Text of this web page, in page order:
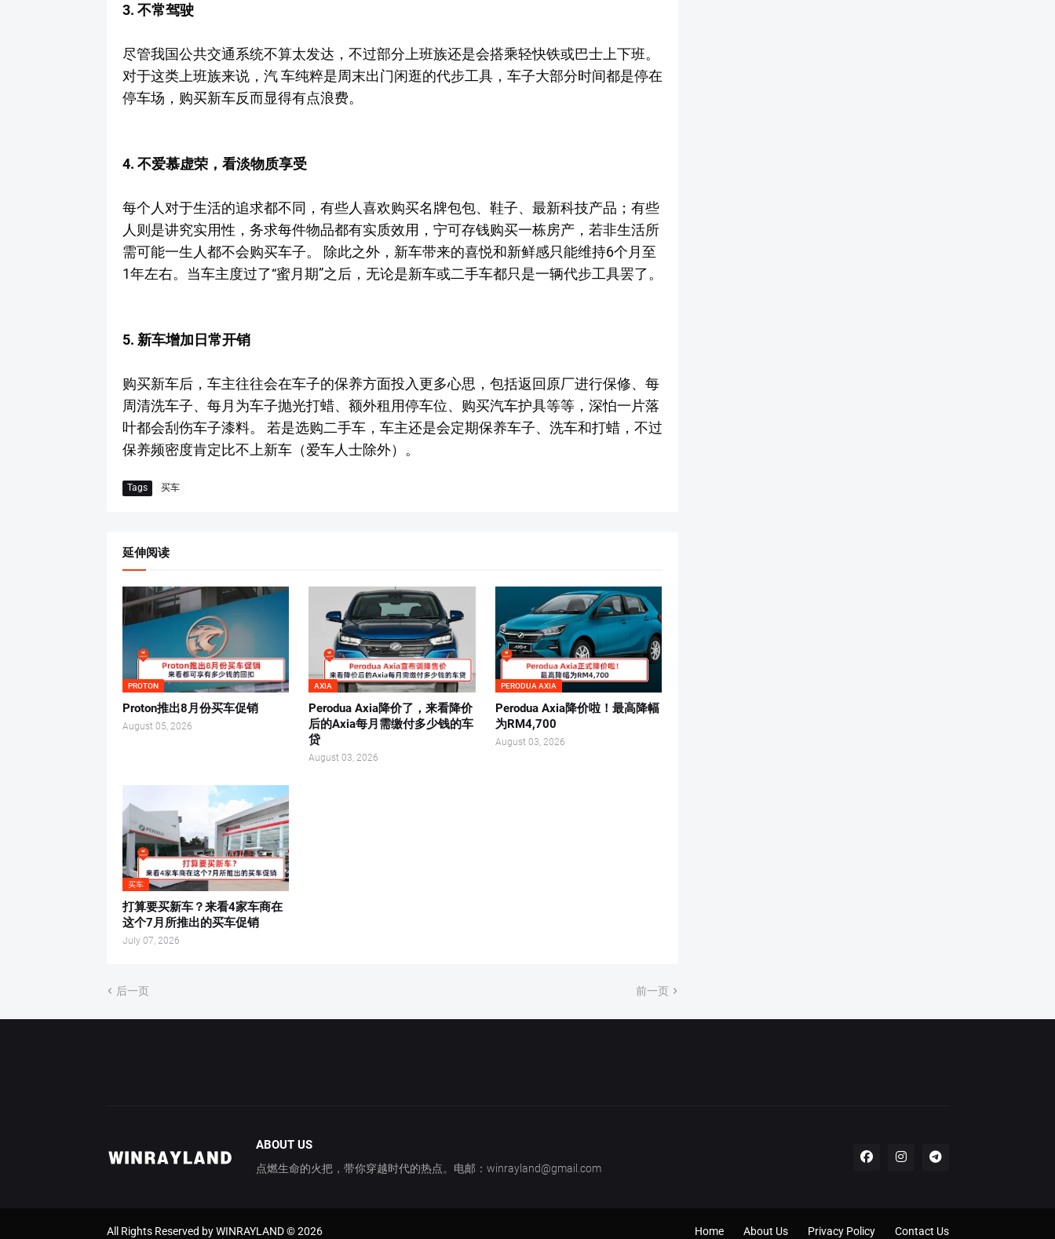
3. 不常驾驶 ­
尽管我国公共交通系统不算太发达，不过部分上班族还是会搭乘轻快铁或巴士上下班。
对于这类上班族来说，汽 车纯粹是周末出门闲逛的代步工具，车子大部分时间都是停在
停车场，购买新车反而显得有点浪费。
4. 不爱慕虚荣，看淡物质享受 ­
每个人对于生活的追求都不同，有些人喜欢购买名牌包包、鞋子、最新科技产品；有些
人则是讲究实用性，务求每件物品都有实质效用，宁可存钱购买一栋房产，若非生活所
需可能一生人都不会购买车子。 除此之外，新车带来的喜悦和新鲜感只能维持6个月至
1年左右。当车主度过了“蜜月期”之后，无论是新车或二手车都只是一辆代步工具罢了。
5. 新车增加日常开销 ­
购买新车后，车主往往会在车子的保养方面投入更多心思，包括返回原厂进行保修、每
周清洗车子、每月为车子抛光打蜡、额外租用停车位、购买汽车护具等等，深怕一片落
叶都会刮伤车子漆料。 若是选购二手车，车主还是会定期保养车子、洗车和打蜡，不过
保养频密度肯定比不上新车（爱车人士除外）。
Tags 买车
延伸阅读
PROTON
Proton推出8月份买车促销
August 05, 2026
AXIA
Perodua Axia降价了，来看降价
后的Axia每月需缴付多少钱的车
贷
August 03, 2026
PERODUA AXIA
Perodua Axia降价啦！最高降幅
为RM4,700
August 03, 2026
买车
打算要买新车？来看4家车商在
这个7月所推出的买车促销
July 07, 2026
后一页 前一页
ABOUT US
点燃生命的火把，带你穿越时代的热点。电邮：winrayland@gmail.com
All Rights Reserved by WINRAYLAND © 2026 Home About Us Privacy Policy Contact Us